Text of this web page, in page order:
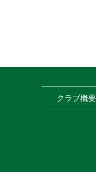
クラブ概要